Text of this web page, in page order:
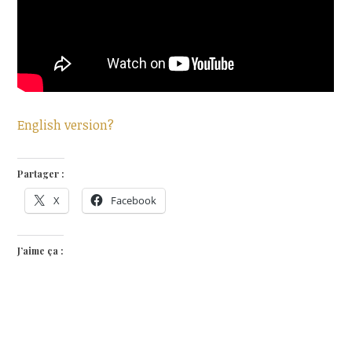
English version?
Partager :
X Facebook
J’aime ça :